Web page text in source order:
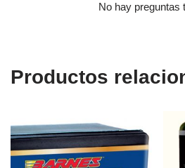
No hay preguntas
Productos